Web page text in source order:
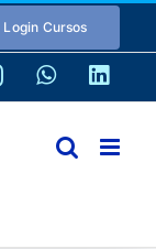
Login Cursos
InstagramWhatsApp